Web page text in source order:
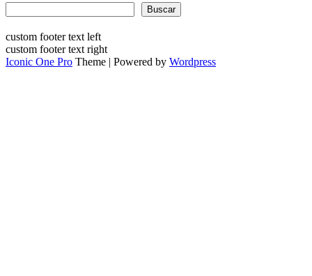
Buscar
custom footer text left
custom footer text right
Iconic One Pro Theme | Powered by Wordpress